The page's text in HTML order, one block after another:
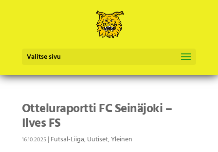
Valitse sivu
Otteluraportti FC Seinäjoki –
Ilves FS
16.10.2025| Futsal-Liiga,Uutiset,Yleinen